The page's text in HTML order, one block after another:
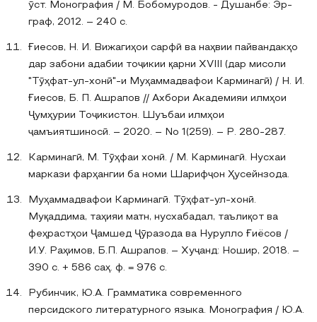
ӯст. Монография / М. Бобомуродов. - Душанбе: Эр-
граф‚ 2012. – 240 с.
Ғиесов, Н. И. Вижагиҳои сарфӣ ва наҳвии пайвандакҳо
дар забони адабии тоҷикии қарни XVIII (дар мисоли
"Тӯҳфат-ул-хонӣ"-и Муҳаммадвафои Карминагӣ) / Н. И.
Ғиесов, Б. П. Ашрапов // Ахбори Академияи илмҳои
Ҷумҳурии Тоҷикистон. Шуъбаи илмҳои
ҷамъиятшиносӣ. – 2020. – No 1(259). – P. 280-287.
Карминагӣ‚ М. Тӯҳфаи хонӣ. / М. Карминагӣ. Нусхаи
маркази фарҳангии ба номи Шарифҷон Ҳусейнзода.
Муҳаммадвафои Карминагӣ. Тӯҳфат-ул-хонӣ.
Муқаддима, таҳияи матн, нусхабадал, таълиқот ва
феҳрастҳои Ҷамшед Ҷӯразода ва Нурулло Ғиёсов /
И.У. Раҳимов, Б.П. Ашрапов. – Хуҷанд: Ношир, 2018. –
390 с. + 586 саҳ. ф. = 976 с.
Рубинчик, Ю.А. Грамматика современного
персидского литературного языка. Монография / Ю.А.